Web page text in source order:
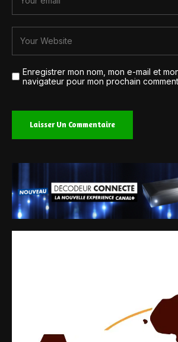
Enregistrer mon nom, mon e-mail et
navigateur pour mon prochain